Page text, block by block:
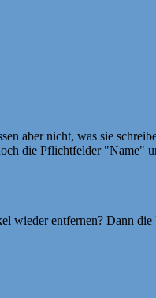
aber nicht, was sie
die Pflichtfelder "Name"
wieder entfernen? Dann die